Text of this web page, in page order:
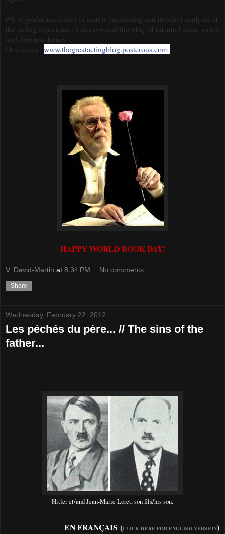
PS: if you're interested to read a fascinating and detailed analysis of
the acting experience, I recommend the blog of talented actor, writer
and director, James
Devereaux: www.thegreatactingblog.posterous.com
HAPPY WORLD BOOK DAY!
V. David-Martin at 8:34 PM No comments:
Share
Wednesday, February 22, 2012
Les péchés du père... // The sins of the
father...
Hitler et/and Jean-Marie Loret, son fils/his son.
EN FRANÇAIS (CLICK HERE FOR ENGLISH VERSION)